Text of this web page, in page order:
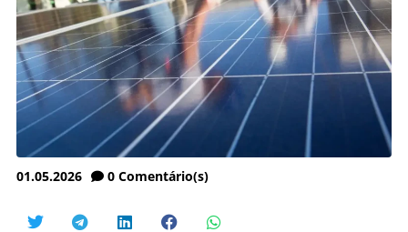
01.05.2026 0 Comentário(s)